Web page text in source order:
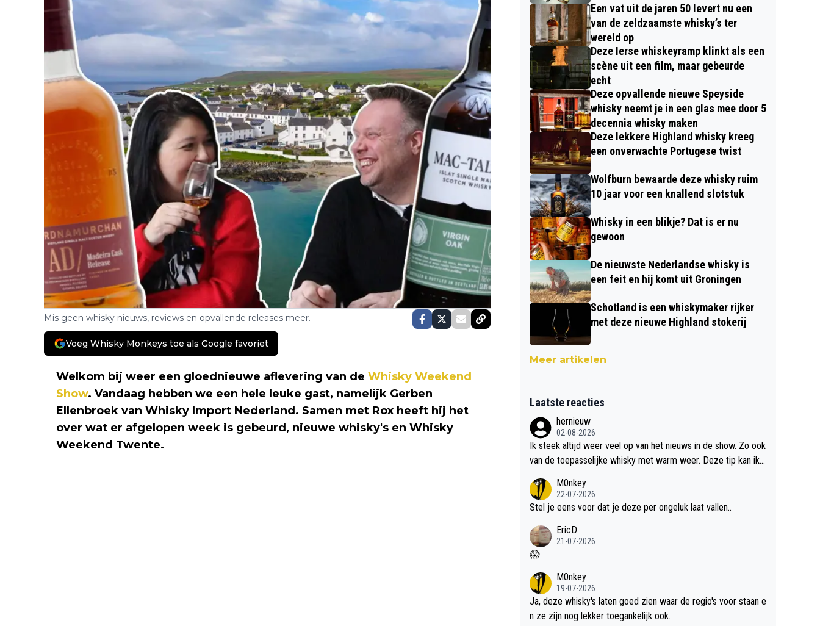
Mis geen whisky nieuws, reviews en opvallende releases meer.
Voeg Whisky Monkeys toe als Google favoriet
Welkom bij weer een gloednieuwe aflevering van de Whisky Weekend
Show. Vandaag hebben we een hele leuke gast, namelijk Gerben
Ellenbroek van Whisky Import Nederland. Samen met Rox heeft hij het
over wat er afgelopen week is gebeurd, nieuwe whisky's en Whisky
Weekend Twente.
Een vat uit de jaren 50 levert nu een
van de zeldzaamste whisky’s ter
wereld op
Deze Ierse whiskeyramp klinkt als een
scène uit een film, maar gebeurde
echt
Deze opvallende nieuwe Speyside
whisky neemt je in een glas mee door 5
decennia whisky maken
Deze lekkere Highland whisky kreeg
een onverwachte Portugese twist
Wolfburn bewaarde deze whisky ruim
10 jaar voor een knallend slotstuk
Whisky in een blikje? Dat is er nu
gewoon
De nieuwste Nederlandse whisky is
een feit en hij komt uit Groningen
Schotland is een whiskymaker rijker
met deze nieuwe Highland stokerij
Meer artikelen
Laatste reacties
hernieuw
02-08-2026
Ik steek altijd weer veel op van het nieuws in de show. Zo ook
van de toepasselijke whisky met warm weer. Deze tip kan ik
M0nkey
22-07-2026
Stel je eens voor dat je deze per ongeluk laat vallen..
EricD
21-07-2026
😱
M0nkey
19-07-2026
Ja, deze whisky's laten goed zien waar de regio's voor staan e
n ze zijn nog lekker toegankelijk ook.